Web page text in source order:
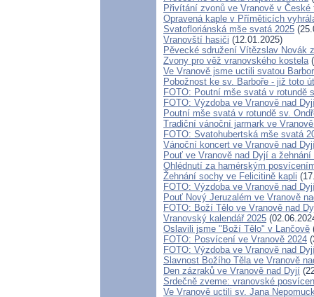
Přivítání zvonů ve Vranově v České
Opravená kaple v Příměticích
Svatofloriánská mše svatá 2025
Vranovští hasiči (12.01.2025)
Pěvecké sdružení Vítězslav Novák
Zvony pro věž vranovského kostela
Ve Vranově jsme uctili svatou
Pobožnost ke sv. Barboře - již toto
FOTO: Poutní mše svatá v rotundě
FOTO: Výzdoba ve Vranově nad
Poutní mše svatá v rotundě sv.
Tradiční vánoční jarmark ve
FOTO: Svatohubertská mše svatá
Vánoční koncert ve Vranově nad
Pouť ve Vranově nad Dyjí a
Ohlédnutí za hamérským
Žehnání sochy ve Felicitině kapli
FOTO: Výzdoba ve Vranově nad
Pouť Nový Jeruzalém ve Vranově
FOTO: Boží Tělo ve Vranově nad
Vranovský kalendář 2025
Oslavili jsme "Boží Tělo" v Lančově
FOTO: Posvícení ve Vranově 2024
FOTO: Výzdoba ve Vranově nad
Slavnost Božího Těla ve Vranově
Den zázraků ve Vranově nad Dyjí
Srdečně zveme: vranovské
Ve Vranově uctili sv. Jana